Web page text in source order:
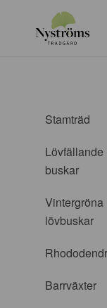
Stamträd
Lövfällande
buskar
Vintergröna
lövbuskar
Barrväxter